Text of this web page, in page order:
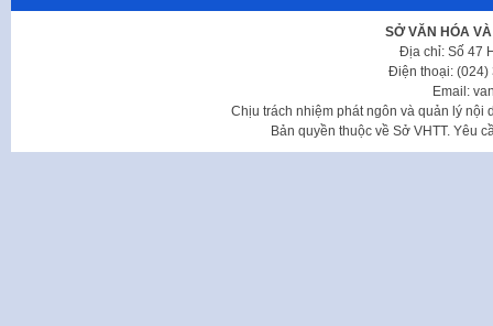
SỞ VĂN HÓA
Địa chỉ: Số 47
Điện thoại: (024)
Email:
Chịu trách nhiệm phát ngôn và quản lý nội
Bản quyền thuộc về Sở VHTT. Yêu